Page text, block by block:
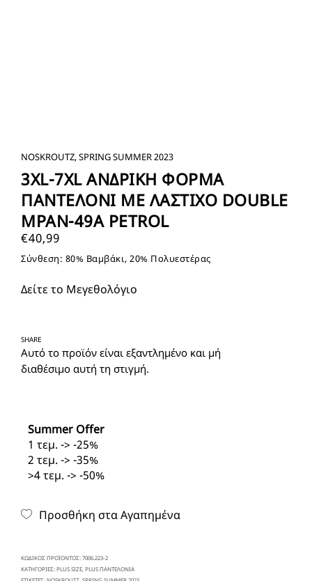
NOSKROUTZ, SPRING SUMMER 2023
3XL-7XL ΑΝΔΡΙΚΗ ΦΟΡΜΑ
ΠΑΝΤΕΛΟΝΙ ΜΕ ΛΑΣΤΙΧΟ DOUBLE
MPAN-49A PETROL
€40,99
Σύνθεση: 80% Βαμβάκι, 20% Πολυεστέρας
Δείτε το Μεγεθολόγιο
SHARE
Αυτό το προϊόν είναι εξαντλημένο και μή
διαθέσιμο αυτή τη στιγμή.
Summer Offer
1 τεμ. -> -25%
2 τεμ. -> -35%
>4 τεμ. -> -50%
Προσθήκη στα Αγαπημένα
ΚΩΔΙΚΌΣ ΠΡΟΪΌΝΤΟΣ:7006.223-2
ΚΑΤΗΓΟΡΊΕΣ:PLUS SIZE PLUS ΠΑΝΤΕΛΟΝΙΑ